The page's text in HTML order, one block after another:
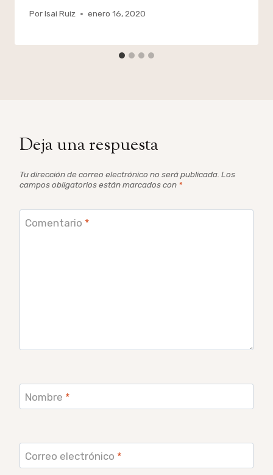
PorIsai Ruiz enero 16, 2020
Deja una respuesta
Tu dirección de correo electrónico no será publicada. Los
campos obligatorios están marcados con *
Comentario *
Nombre *
Correo electrónico *